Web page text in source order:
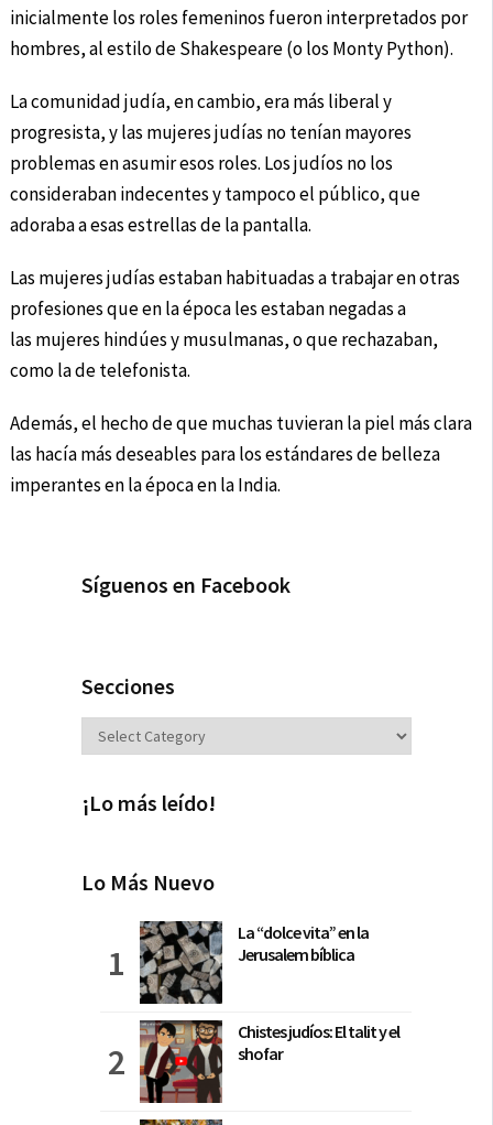
inicialmente los roles femeninos fueron interpretados por
hombres, al estilo de Shakespeare (o los Monty Python).
La comunidad judía, en cambio, era más liberal y
progresista, y las mujeres judías no tenían mayores
problemas en asumir esos roles. Los judíos no los
consideraban indecentes y tampoco el público, que
adoraba a esas estrellas de la pantalla.
Las mujeres judías estaban habituadas a trabajar en otras
profesiones que en la época les estaban negadas a
las mujeres hindúes y musulmanas, o que rechazaban,
como la de telefonista.
Además, el hecho de que muchas tuvieran la piel más clara
las hacía más deseables para los estándares de belleza
imperantes en la época en la India.
Síguenos en Facebook
Secciones
Secciones
¡Lo más leído!
Lo Más Nuevo
La “dolce vita” en la
Jerusalem bíblica
Chistes judíos: El talit y el
shofar